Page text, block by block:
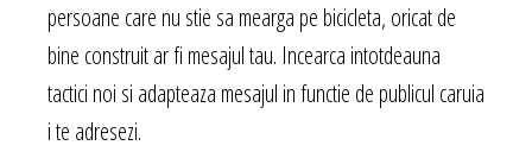
persoane care nu stie sa mearga pe bicicleta, oricat de
bine construit ar fi mesajul tau. Incearca intotdeauna
tactici noi si adapteaza mesajul in functie de publicul caruia
i te adresezi.